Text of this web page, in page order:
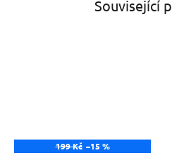
Související
199 Kč –15 %